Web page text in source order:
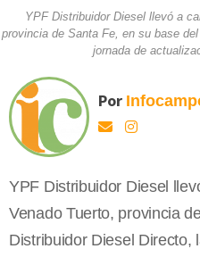
YPF Distribuidor Diesel llevó a
provincia de Santa Fe, en su base
jornada de
Por
YPF Distribuidor Diesel
Venado Tuerto, provincia
Distribuidor Diesel Directo,